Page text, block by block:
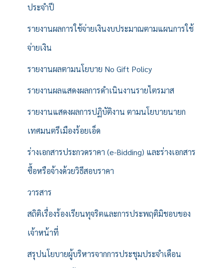
ประจำปี
รายงานผลการใช้จ่ายเงินงบประมาณตามแผนการใช้
จ่ายเงิน
รายงานผลตามนโยบาย No Gift Policy
รายงานผลแสดงผลการดำเนินงานรายไตรมาส
รายงานแสดงผลการปฏิบัติงาน ตามนโยบายนายก
เทศมนตรีเมืองร้อยเอ็ด
ร่างเอกสารประกวดราคา (e-Bidding) และร่างเอกสาร
ซื้อหรือจ้างด้วยวิธีสอบราคา
วารสาร
สถิติเรื่องร้องเรียนทุจริตและการประพฤติมิชอบของ
เจ้าหน้าที่
สรุปนโยบายผู้บริหารจากการประชุมประจำเดือน